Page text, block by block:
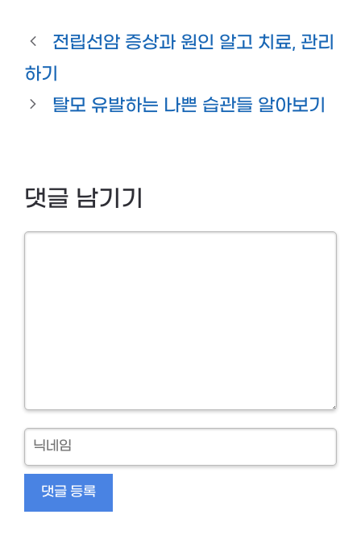
전립선암 증상과 원인 알고 치료, 관리
하기
탈모 유발하는 나쁜 습관들 알아보기
댓글 남기기
닉
네